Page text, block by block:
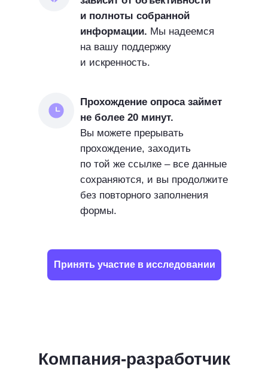
Принять участие в исследовании
и полноты собранной
информации. Мы надеемся
на вашу поддержку
и искренность.
Прохождение опроса займет
не более 20 минут.
Вы можете прерывать
прохождение, заходить
по той же ссылке – все данные
сохраняются, и вы продолжите
без повторного заполнения
формы.
Компания-разработчик
государственные организации и
частный бизнес.